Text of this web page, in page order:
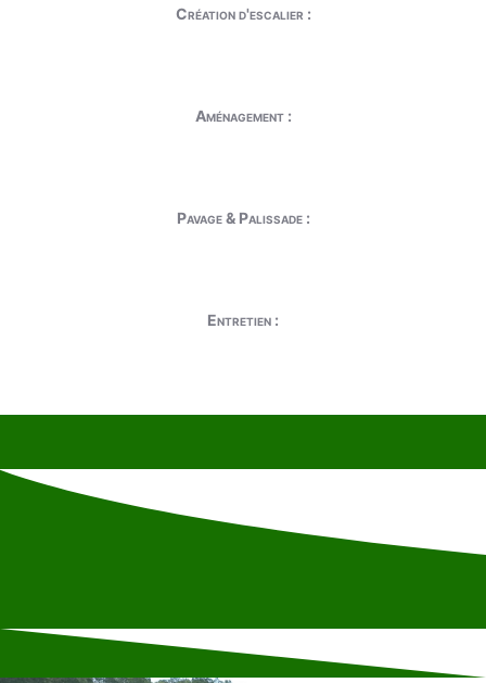
Création d'escalier :
Aménagement :
Pavage & Palissade :
Entretien :